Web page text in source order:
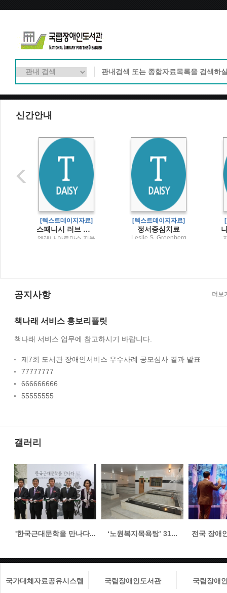
신간안내
[텍스트데이지자료]
스패니시 러브 디셉션
엘레나 아르마스 지음
[텍스트데이지자료]
정서중심치료
Leslie S. Greenberg
공지사항
책나래 서비스 홍보리플릿
책나래 서비스 업무에 참고하시기 바랍니다.
제7회 도서관 장애인서비스 우수사례 공모심사 결과 발표
77777777
666666666
55555555
더보
갤러리
'한국근대문학을 만나다... ‘노원복지목욕탕’ 31... 전국 장애
국가대체자료공유시스템 국립장애인도서관 국립장애